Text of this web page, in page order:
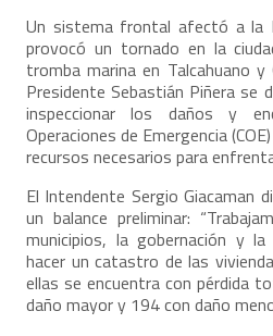
Un sistema frontal afectó a la
provocó un tornado en la
tromba marina en Talcahuano
Presidente Sebastián Piñera se
inspeccionar los daños y
Operaciones de Emergencia
recursos necesarios para
El Intendente Sergio Giacaman
un balance preliminar:
municipios, la gobernación y
hacer un catastro de las
ellas se encuentra con pérdida
daño mayor y 194 con daño